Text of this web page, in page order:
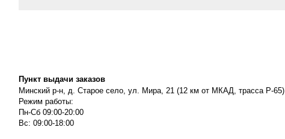
Пункт выдачи заказов
Минский р-н, д. Старое село, ул. Мира, 21 (12 км от МКАД, трасса P-65)
Режим работы:
Пн-Сб 09:00-20:00
Вс: 09:00-18:00